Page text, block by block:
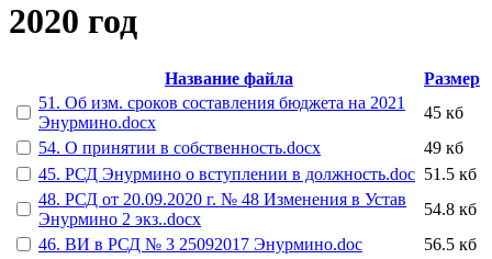
2020 год
Название файла
Размер
51. Об изм. сроков составления бюджета на 2021
Энурмино.docx
45 кб
54. О принятии в собственность.docx
49 кб
45. РСД Энурмино о вступлении в должность.doc 51.5 кб
48. РСД от 20.09.2020 г. № 48 Изменения в Устав
Энурмино 2 экз..docx
54.8 кб
46. ВИ в РСД № 3 25092017 Энурмино.doc
56.5 кб